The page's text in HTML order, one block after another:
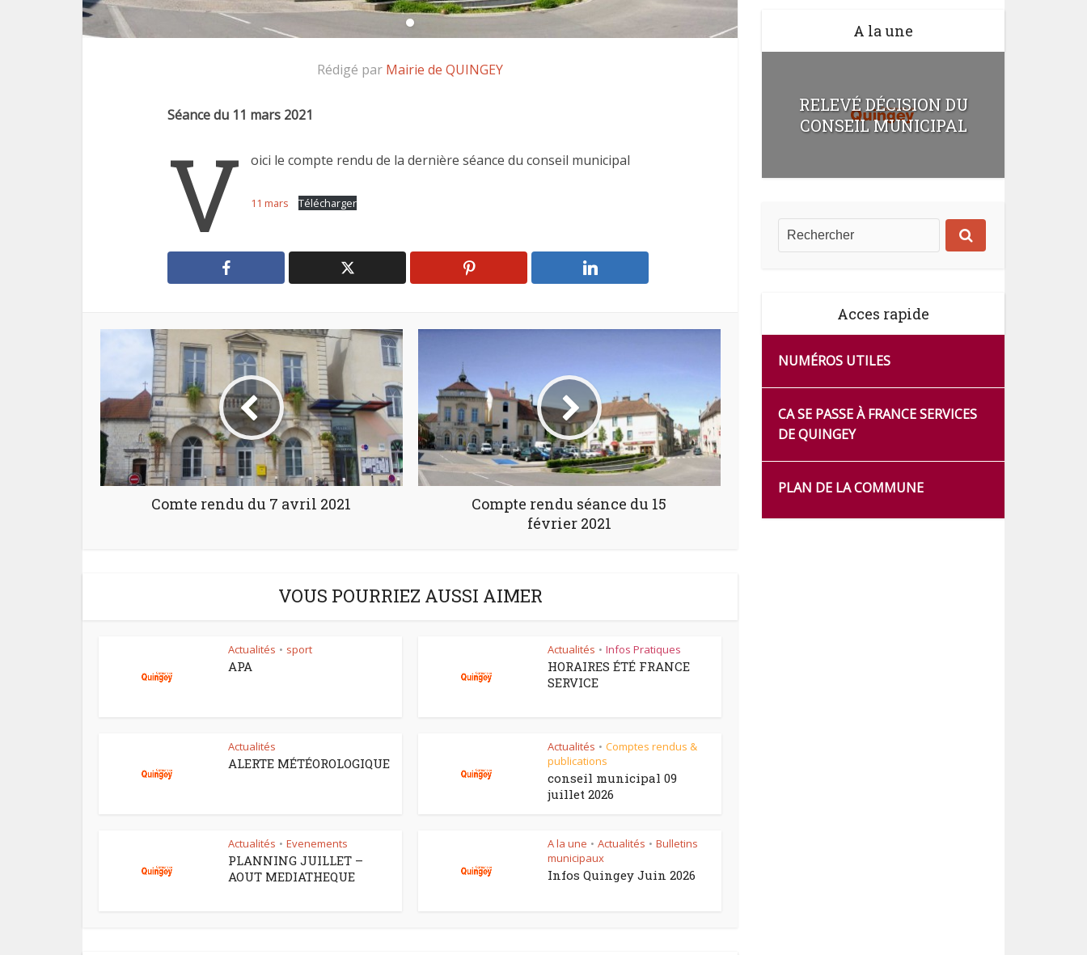
Rédigé par Mairie de QUINGEY
Séance du 11 mars 2021
V oici le compte rendu de la dernière séance du conseil municipal
11 mars Télécharger
Comte rendu du 7 avril 2021
Compte rendu séance du 15
février 2021
VOUS POURRIEZ AUSSI AIMER
Actualités • sport
APA
Actualités • Infos Pratiques
HORAIRES ÉTÉ FRANCE
SERVICE
Actualités
ALERTE MÉTÉOROLOGIQUE
Actualités • Comptes rendus &
publications
conseil municipal 09
juillet 2026
Actualités • Evenements
PLANNING JUILLET –
AOUT MEDIATHEQUE
A la une • Actualités • Bulletins
municipaux
Infos Quingey Juin 2026
A la une
RELEVÉ DÉCISION DU
CONSEIL MUNICIPAL
Acces rapide
NUMÉROS UTILES
CA SE PASSE À FRANCE SERVICES
DE QUINGEY
PLAN DE LA COMMUNE